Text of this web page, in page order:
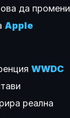
да промени
Apple
WWDC
реална